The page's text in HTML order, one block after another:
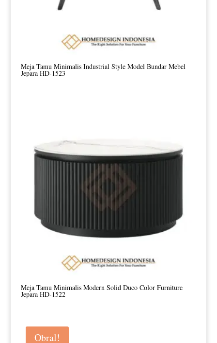
Meja Tamu Minimalis Industrial Style Model Bundar Mebel
Jepara HD-1523
Meja Tamu Minimalis Modern Solid Duco Color Furniture
Jepara HD-1522
Obral!